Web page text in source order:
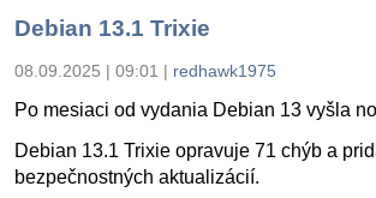
Debian 13.1 Trixie
08.09.2025 | 09:01 | redhawk1975
Po mesiaci od vydania Debian 13 vyšla
Debian 13.1 Trixie opravuje 71 chýb a
bezpečnostných aktualizácií.